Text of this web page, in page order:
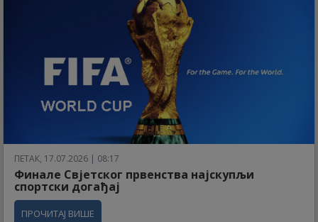
ПЕТАК, 17.07.2026 | 08:17
Финале Свјетског првенства најскупљи
спортски догађај
ПРОЧИТАЈ ВИШЕ